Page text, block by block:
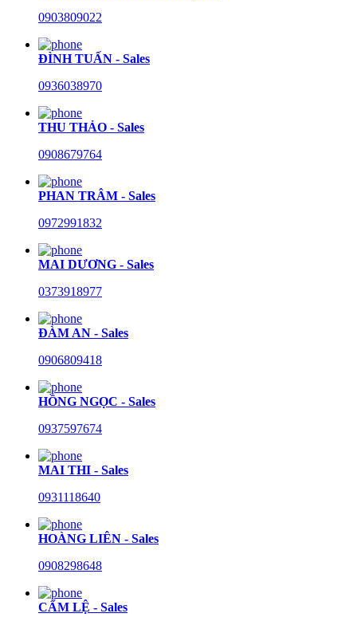
0903809022
ĐÌNH TUẤN - Sales
0936038970
THU THẢO - Sales
0908679764
PHAN TRÂM - Sales
0972991832
MAI DƯƠNG - Sales
0373918977
ĐÀM AN - Sales
0906809418
HỒNG NGỌC - Sales
0937597674
MAI THI - Sales
0931118640
HOÀNG LIÊN - Sales
0908298648
CẨM LỆ - Sales